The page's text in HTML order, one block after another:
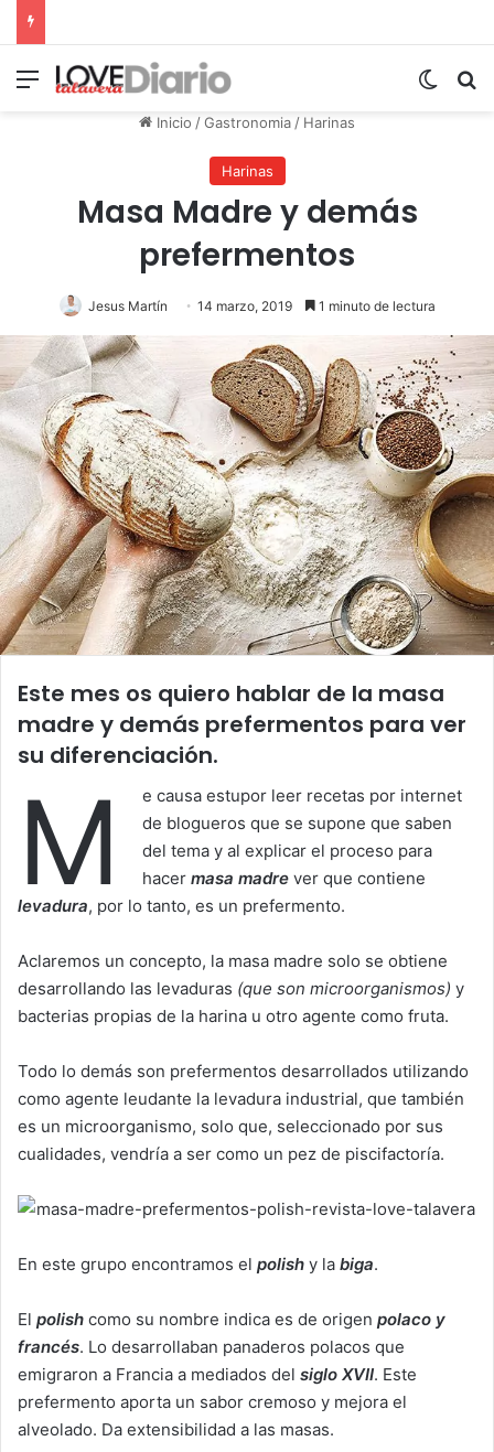
Menú
Inicio /Gastronomia/ Harinas
Harinas
Masa Madre y demás
prefermentos
Jesus Martín 14 marzo, 2019 1 minuto de lectura
Este mes os quiero hablar de la masa
madre y demás prefermentos para ver
su diferenciación.
M
e causa estupor leer recetas por internet
de blogueros que se supone que saben
del tema y al explicar el proceso para
hacer masa madre ver que contiene
levadura, por lo tanto, es un prefermento.
Aclaremos un concepto, la masa madre solo se obtiene
desarrollando las levaduras (que son microorganismos) y
bacterias propias de la harina u otro agente como fruta.
Todo lo demás son prefermentos desarrollados utilizando
como agente leudante la levadura industrial, que también
es un microorganismo, solo que, seleccionado por sus
cualidades, vendría a ser como un pez de piscifactoría.
En este grupo encontramos el polish y la biga.
El polish como su nombre indica es de origen polaco y
francés. Lo desarrollaban panaderos polacos que
emigraron a Francia a mediados del siglo XVII. Este
prefermento aporta un sabor cremoso y mejora el
alveolado. Da extensibilidad a las masas.